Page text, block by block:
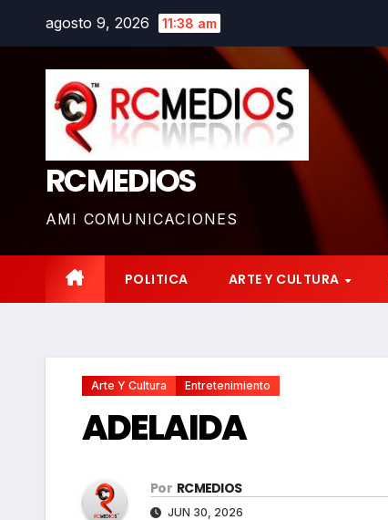
contenido
agosto 9, 2026 11:38 am
RCMEDIOS
AMI COMUNICACIONES
POLITICA ARTE Y CULTURA
Arte Y Cultura Entretenimiento
ADELAIDA
Por RCMEDIOS
JUN 30, 2026